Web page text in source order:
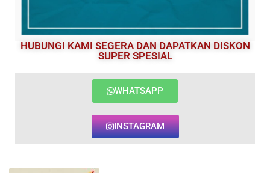
HUBUNGI KAMI SEGERA DAN DAPATKAN DISKON
SUPER SPESIAL
WHATSAPP
INSTAGRAM